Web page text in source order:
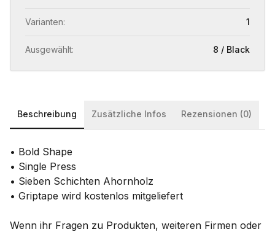
Varianten: 1
Ausgewählt: 8 / Black
Beschreibung Zusätzliche Infos Rezensionen (0)
• Bold Shape
• Single Press
• Sieben Schichten Ahornholz
• Griptape wird kostenlos mitgeliefert
Wenn ihr Fragen zu Produkten, weiteren Firmen oder